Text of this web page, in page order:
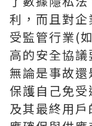
利，而且對企
受監管行業(
高的安全協議
無論是事故
保護自己免
及其最終用